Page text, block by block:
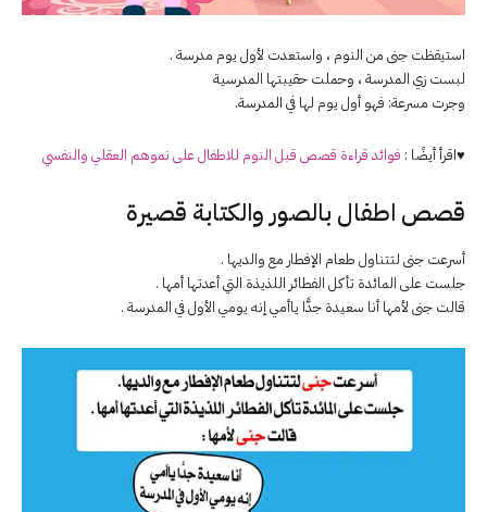
استيقظت جنى من النوم ، واستعدت لأول يوم مدرسة .
لبست زي المدرسة ، وحملت حقيبتها المدرسية
وجرت مسرعة: فهو أول يوم لها في المدرسة.
♥اقرأ أيضًا : فوائد قراءة قصص قبل النوم للاطفال على نموهم العقلي والنفسي
قصص اطفال بالصور والكتابة قصيرة
أسرعت جنى لتتناول طعام الإفطار مع والديها .
جلست على المائدة تأكل الفطائر اللذيذة التي أعدتها أمها .
قالت جنى لأمها أنا سعيدة جدًّا ياأمي إنه يومي الأول في المدرسة .